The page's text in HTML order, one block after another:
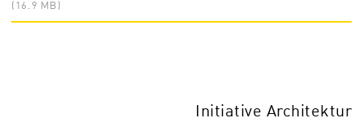
(16.9 MB)
Initiative Architektur